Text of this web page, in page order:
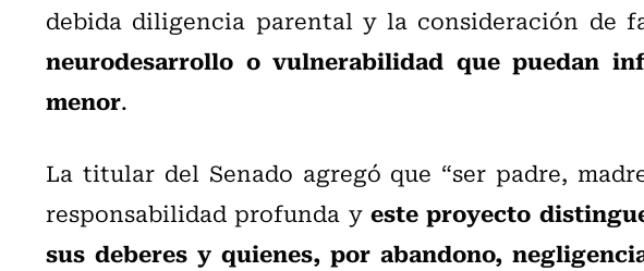
debida diligencia parental y la consideración de
neurodesarrollo o vulnerabilidad que puedan
menor.
La titular del Senado agregó que “ser padre,
responsabilidad profunda y este proyecto
sus deberes y quienes, por abandono,